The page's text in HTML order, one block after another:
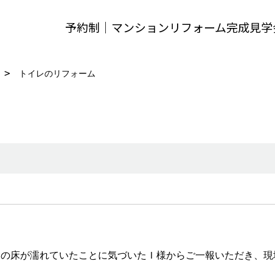
予約制｜マンションリフォーム完成見
トイレのリフォーム
の床が濡れていたことに気づいたＩ様からご一報いただき、現